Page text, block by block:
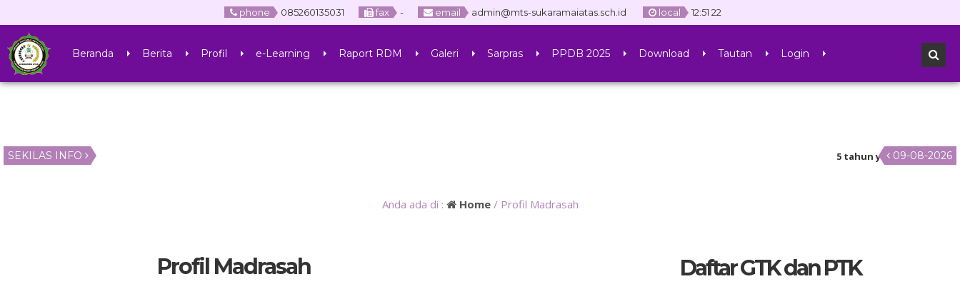
phone 085260135031 fax - email admin@mts-sukaramaiatas.sch.id local 12:51 23
Beranda Berita Profil e-Learning Raport RDM Galeri Sarpras PPDB 2025 Download Tautan Login
SEKILAS INFO 09-08-2026
5 tahun yang lalu / Selamat
Anda ada di : Home/ Profil Madrasah
Profil Madrasah Daftar GTK dan PTK